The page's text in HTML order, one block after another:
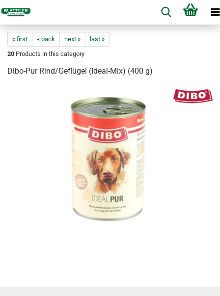
« first « back next »
last »
20 Products in this category
Dibo-Pur Rind/Geflügel (Ideal-Mix) (400 g)